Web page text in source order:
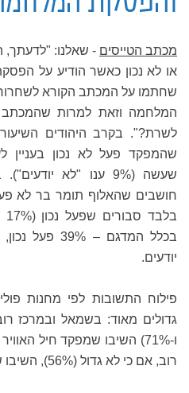
מכתב הטייסים - שאלנו: "לדעתך,
או לא נכון כאשר הודיע על
שחתמו על המכתב הקורא
המלחמה וזאת למרות שהמכתב
יודעים.
פילוח התשובות לפי מחנות
ו-71%) השיבו שמפקד חיל
רוב, אם כי לא גדול (56%), השיבו שהאלוף בר פעל כראוי.